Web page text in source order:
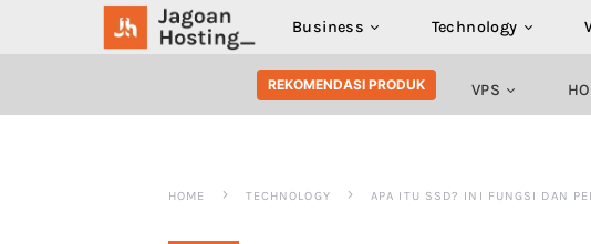
Business Technology
SEARCH FOR:
REKOMENDASI PRODUK VPS
HOME TECHNOLOGY APA ITU SSD? INI FUNGSI DAN